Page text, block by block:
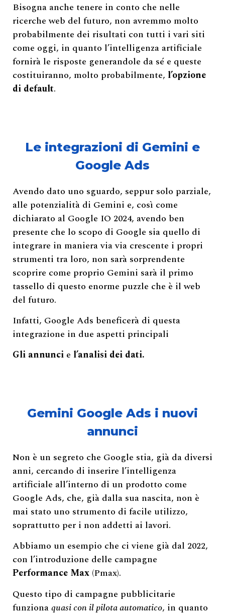
Bisogna anche tenere in conto che nelle
ricerche web del futuro, non avremmo molto
probabilmente dei risultati con tutti i vari siti
come oggi, in quanto l’intelligenza artificiale
fornirà le risposte generandole da sé e queste
costituiranno, molto probabilmente, l’opzione
di default.
Le integrazioni di Gemini e
Google Ads
Avendo dato uno sguardo, seppur solo parziale,
alle potenzialità di Gemini e, così come
dichiarato al Google IO 2024, avendo ben
presente che lo scopo di Google sia quello di
integrare in maniera via via crescente i propri
strumenti tra loro, non sarà sorprendente
scoprire come proprio Gemini sarà il primo
tassello di questo enorme puzzle che è il web
del futuro.
Infatti, Google Ads beneficerà di questa
integrazione in due aspetti principali
Gli annunci e l’analisi dei dati.
Gemini Google Ads i nuovi
annunci
Non è un segreto che Google stia, già da diversi
anni, cercando di inserire l’intelligenza
artificiale all’interno di un prodotto come
Google Ads, che, già dalla sua nascita, non è
mai stato uno strumento di facile utilizzo,
soprattutto per i non addetti ai lavori.
Abbiamo un esempio che ci viene già dal 2022,
con l’introduzione delle campagne
Performance Max (Pmax).
Questo tipo di campagne pubblicitarie
funzionaquasi con il pilota automatico, in quanto